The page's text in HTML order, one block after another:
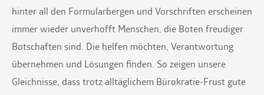
hinter all den Formularbergen und Vorschriften erscheinen
immer wieder unverhofft Menschen, die Boten freudiger
Botschaften sind. Die helfen möchten, Verantwortung
übernehmen und Lösungen finden. So zeigen unsere
Gleichnisse, dass trotz alltäglichem Bürokratie-Frust gute